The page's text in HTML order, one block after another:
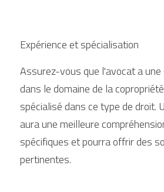
Expérience et spécialisation
Assurez-vous que l'avocat a une
dans le domaine de la
spécialisé dans ce type de droit.
aura une meilleure
spécifiques et pourra offrir des
pertinentes.